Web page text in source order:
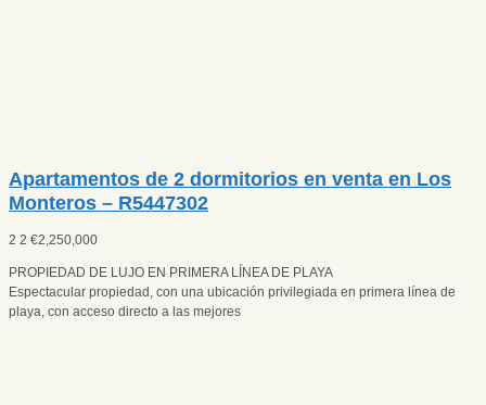
Apartamentos de 2 dormitorios en venta en Los
Monteros – R5447302
2 2 €2,250,000
PROPIEDAD DE LUJO EN PRIMERA LÍNEA DE PLAYA
Espectacular propiedad, con una ubicación privilegiada en primera línea de
playa, con acceso directo a las mejores